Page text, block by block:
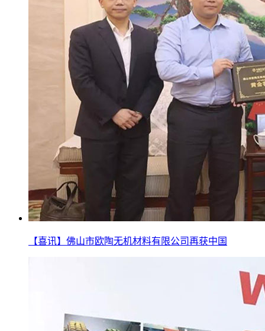
【喜讯】佛山市欧陶无机材料有限公司再获中国